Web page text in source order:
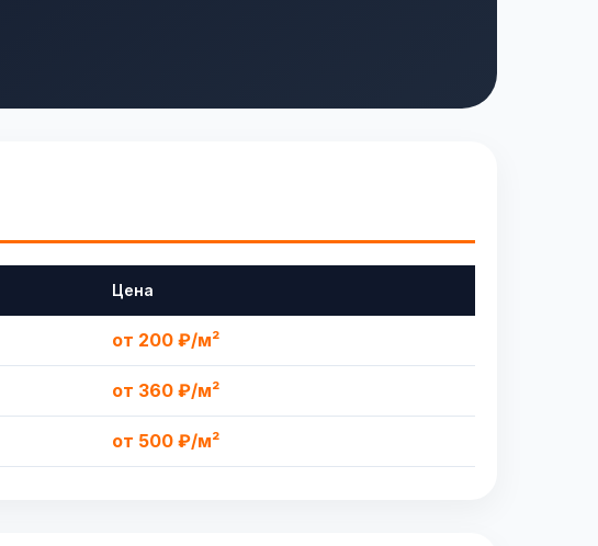
Цена
от 200 ₽/м²
от 360 ₽/м²
от 500 ₽/м²